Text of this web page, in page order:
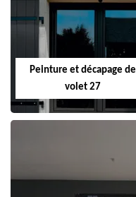
Peinture et décapage de
volet 27